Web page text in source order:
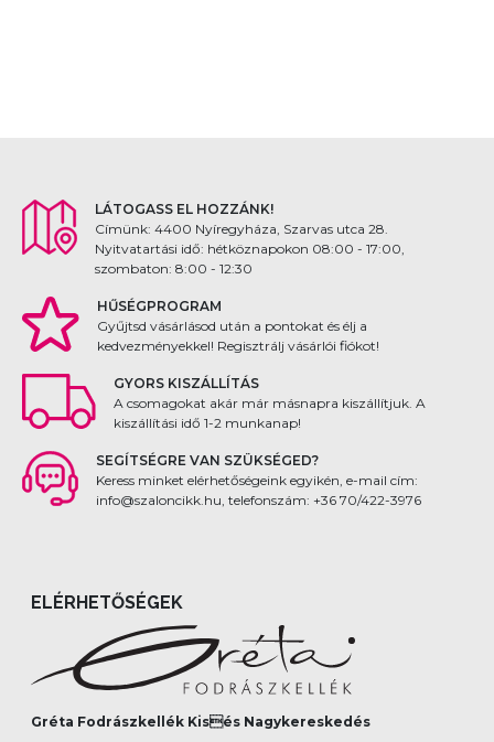
LÁTOGASS EL HOZZÁNK!
Címünk: 4400 Nyíregyháza, Szarvas utca 28.
Nyitvatartási idő: hétköznapokon 08:00 - 17:00,
szombaton: 8:00 - 12:30
HŰSÉGPROGRAM
Gyűjtsd vásárlásod után a pontokat és élj a
kedvezményekkel! Regisztrálj vásárlói fiókot!
GYORS KISZÁLLÍTÁS
A csomagokat akár már másnapra kiszállítjuk. A
kiszállítási idő 1-2 munkanap!
SEGÍTSÉGRE VAN SZÜKSÉGED?
Keress minket elérhetőségeink egyikén, e-mail cím:
info@szaloncikk.hu, telefonszám: +36 70/422-3976
ELÉRHETŐSÉGEK
Gréta Fodrászkellék Kisés Nagykereskedés